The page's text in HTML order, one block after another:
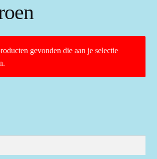
gevonden die aan je selectie